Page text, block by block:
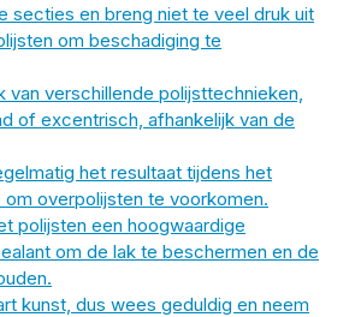
secties en breng niet te veel druk uit
om beschadiging te
van verschillende polijsttechnieken,
of excentrisch, afhankelijk van de
het resultaat tijdens het
overpolijsten te voorkomen.
polijsten een hoogwaardige
om de lak te beschermen en de
kunst, dus wees geduldig en neem